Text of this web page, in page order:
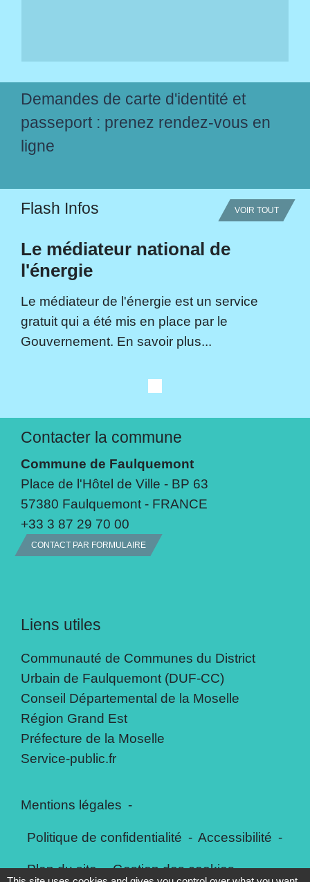
Demandes de carte d'identité et
passeport : prenez rendez-vous en
ligne
Flash Infos VOIR TOUT
Le médiateur national de
l'énergie
Le médiateur de l'énergie est un service
gratuit qui a été mis en place par le
Gouvernement. En savoir plus...
Contacter la commune
Commune de Faulquemont
Place de l'Hôtel de Ville - BP 63
57380 Faulquemont - FRANCE
+33 3 87 29 70 00
CONTACT PAR FORMULAIRE
Liens utiles
Communauté de Communes du District
Urbain de Faulquemont (DUF-CC)
Conseil Départemental de la Moselle
Région Grand Est
Préfecture de la Moselle
Service-public.fr
Mentions légales -
Politique de confidentialité - Accessibilité -
Plan du site - Gestion des cookies